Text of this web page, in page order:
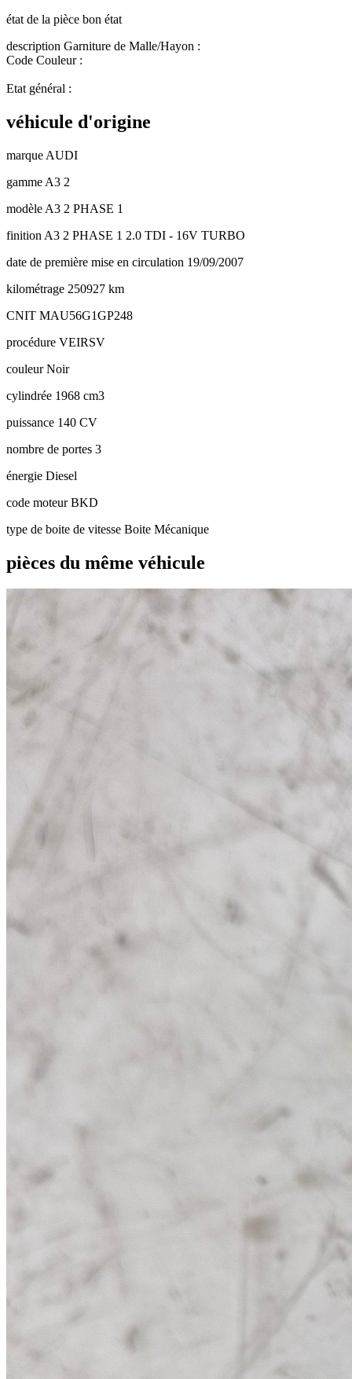
état de la pièce bon état
description Garniture de Malle/Hayon :
Code Couleur :
Etat général :
véhicule d'origine
marque AUDI
gamme A3 2
modèle A3 2 PHASE 1
finition A3 2 PHASE 1 2.0 TDI - 16V TURBO
date de première mise en circulation 19/09/2007
kilométrage 250927 km
CNIT MAU56G1GP248
procédure VEIRSV
couleurNoir
cylindrée 1968 cm3
puissance 140 CV
nombre de portes 3
énergie Diesel
code moteurBKD
type de boite de vitesse Boite Mécanique
pièces du même véhicule